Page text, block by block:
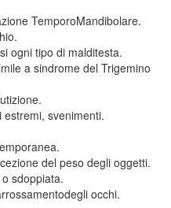
TemporoMandibolare.
ogni tipo di malditesta.
a sindrome del Trigemino
svenimenti.
del peso degli oggetti.
sdoppiata.
occhi.